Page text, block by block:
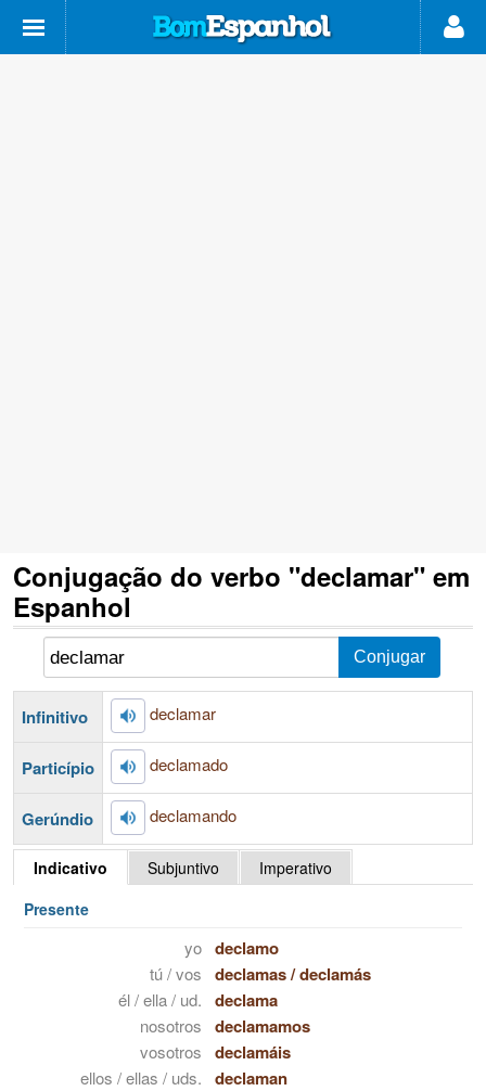
Conjugação do verbo "declamar" em
Espanhol
Infinitivo declamar
Particípio declamado
Gerúndio declamando
Indicativo Subjuntivo
Imperativo
Presente
yo declamo
tú / vos declamas/declamás
él / ella / ud. declama
nosotros declamamos
vosotros declamáis
ellos / ellas / uds. declaman